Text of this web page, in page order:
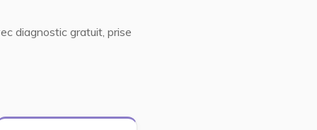
diagnostic gratuit, prise